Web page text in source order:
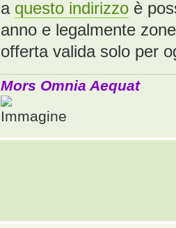
a questo indirizzoè
anno e legalmente
offerta valida solo per
Mors Omnia Aequat